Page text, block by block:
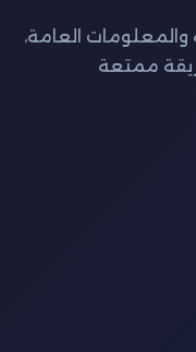
العامة،
ممتعة